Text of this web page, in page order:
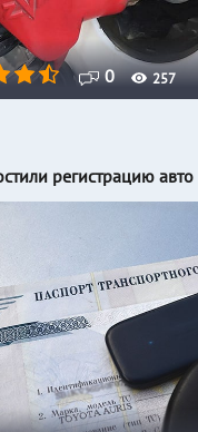
0 257
регистрацию